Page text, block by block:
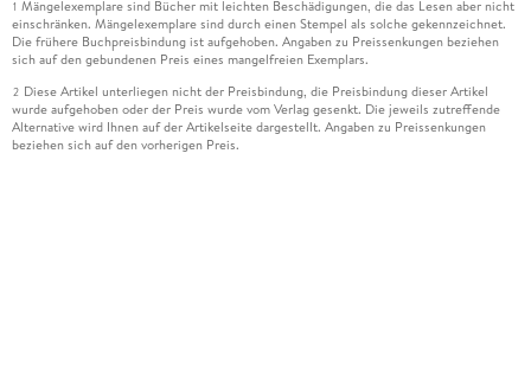
1 Mängelexemplare sind Bücher mit leichten Beschädigungen, die das Lesen aber nicht
einschränken. Mängelexemplare sind durch einen Stempel als solche gekennzeichnet.
Die frühere Buchpreisbindung ist aufgehoben. Angaben zu Preissenkungen beziehen
sich auf den gebundenen Preis eines mangelfreien Exemplars.
2 Diese Artikel unterliegen nicht der Preisbindung, die Preisbindung dieser Artikel
wurde aufgehoben oder der Preis wurde vom Verlag gesenkt. Die jeweils zutreffende
Alternative wird Ihnen auf der Artikelseite dargestellt. Angaben zu Preissenkungen
beziehen sich auf den vorherigen Preis.